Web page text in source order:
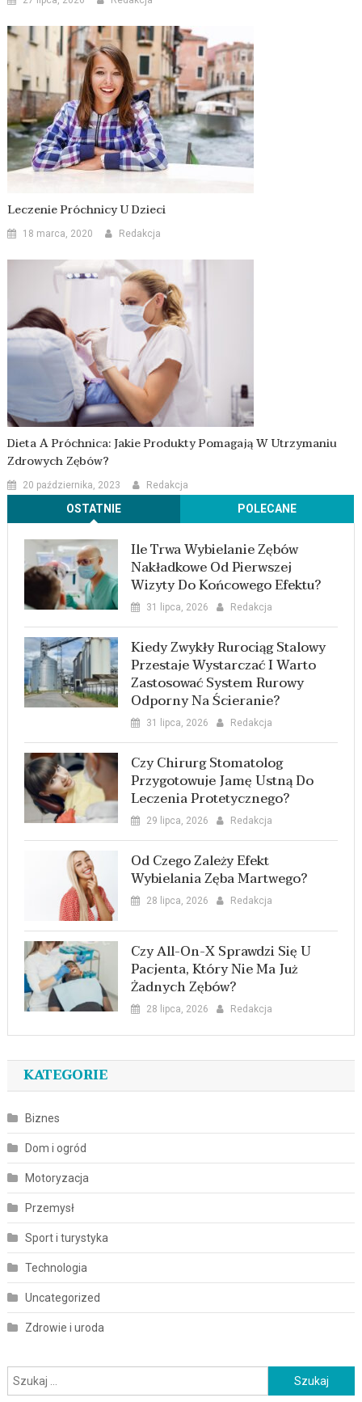
Leczenie Próchnicy U Dzieci
18 marca, 2020 Redakcja
Dieta A Próchnica: Jakie Produkty Pomagają W Utrzymaniu
Zdrowych Zębów?
20 października, 2023 Redakcja
OSTATNIE POLECANE
Ile Trwa Wybielanie Zębów
Nakładkowe Od Pierwszej
Wizyty Do Końcowego Efektu?
31 lipca, 2026 Redakcja
Kiedy Zwykły Rurociąg Stalowy
Przestaje Wystarczać I Warto
Zastosować System Rurowy
Odporny Na Ścieranie?
31 lipca, 2026 Redakcja
Czy Chirurg Stomatolog
Przygotowuje Jamę Ustną Do
Leczenia Protetycznego?
29 lipca, 2026 Redakcja
Od Czego Zależy Efekt
Wybielania Zęba Martwego?
28 lipca, 2026 Redakcja
Czy All-On-X Sprawdzi Się U
Pacjenta, Który Nie Ma Już
Żadnych Zębów?
28 lipca, 2026 Redakcja
KATEGORIE
Biznes
Dom i ogród
Motoryzacja
Przemysł
Sport i turystyka
Technologia
Uncategorized
Zdrowie i uroda
Szukaj: